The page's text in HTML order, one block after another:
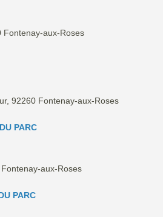
Fontenay-aux-Roses
92260 Fontenay-aux-Roses
PARC
aux-Roses
PARC